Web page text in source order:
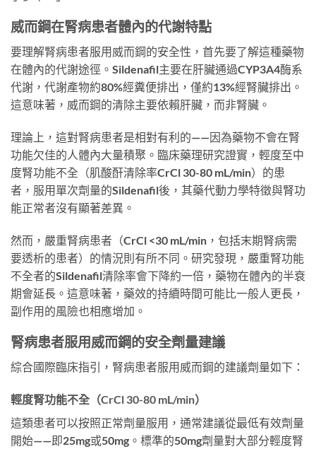
威而鋼在腎病患者體內的代謝特點
要理解腎病患者服用威而鋼的安全性，首先要了解這種藥物
在體內的代謝途徑。Sildenafil主要在肝臟通過CYP3A4酶系
代謝，代謝產物約80%經糞便排出，僅約13%經腎臟排出。
這意味著，威而鋼的清除主要依賴肝臟，而非腎臟。
理論上，這對腎病患者是相對有利的——因為藥物不會在腎
功能欠佳的人體內大量積聚。臨床藥理研究證實，輕度至中
度腎功能不全（肌酸酐清除率CrCl 30-80 mL/min）的患
者，服用單次劑量的Sildenafil後，其藥代動力學特徵與腎功
能正常者沒有顯著差異。
然而，嚴重腎病患者（CrCl <30 mL/min，包括末期腎病需
要透析的患者）的情況則有所不同。研究發現，嚴重腎功能
不全者的Sildenafil清除率會下降約一倍，藥物在體內的半衰
期會延長。這意味著，藥效的持續時間可能比一般人更長，
副作用的風險也相應增加。
腎病患者服用威而鋼的安全劑量建議
綜合國際臨床指引，腎病患者服用威而鋼的建議劑量如下：
輕度腎功能不全（CrCl 30-80 mL/min）
這類患者可以按照正常劑量服用，通常建議從最低有效劑量
開始——即25mg或50mg。標準的50mg劑量對大部分輕度腎